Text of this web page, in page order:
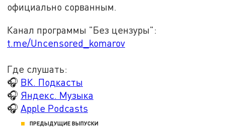
официально сорванным.
Канал программы "Без цензуры":
t.me/Uncensored_komarov
Где слушать:
🎧 ВК. Подкасты
🎧 Яндекс. Музыка
🎧 Apple Podcasts
ПРЕДЫДУЩИЕ ВЫПУСКИ